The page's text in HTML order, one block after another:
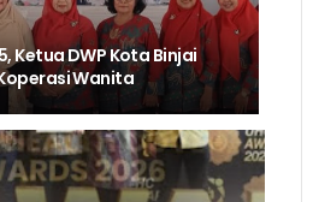
Ketua DWP Kota Binjai
Wanita